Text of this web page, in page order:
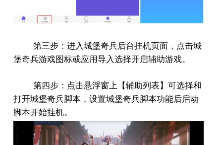
第三步：进入城堡奇兵后台挂机页面，点击城
堡奇兵游戏图标或应用导入选择开启辅助游戏。
第四步：点击悬浮窗上【辅助列表】可选择和
打开城堡奇兵脚本，设置城堡奇兵脚本功能后启动
脚本开始挂机。